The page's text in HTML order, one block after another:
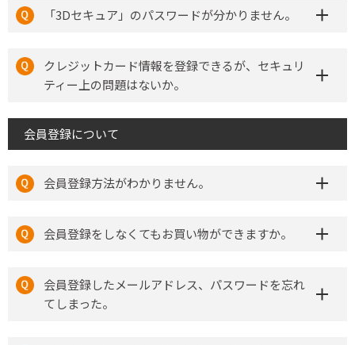
「3Dセキュア」のパスワードが分かりません。
クレジットカード情報を登録できるが、セキュリ
ティー上の問題はないか。
会員登録について
会員登録方法がわかりません。
会員登録をしなくてもお買い物ができますか。
会員登録したメールアドレス、パスワードを忘れ
てしまった。